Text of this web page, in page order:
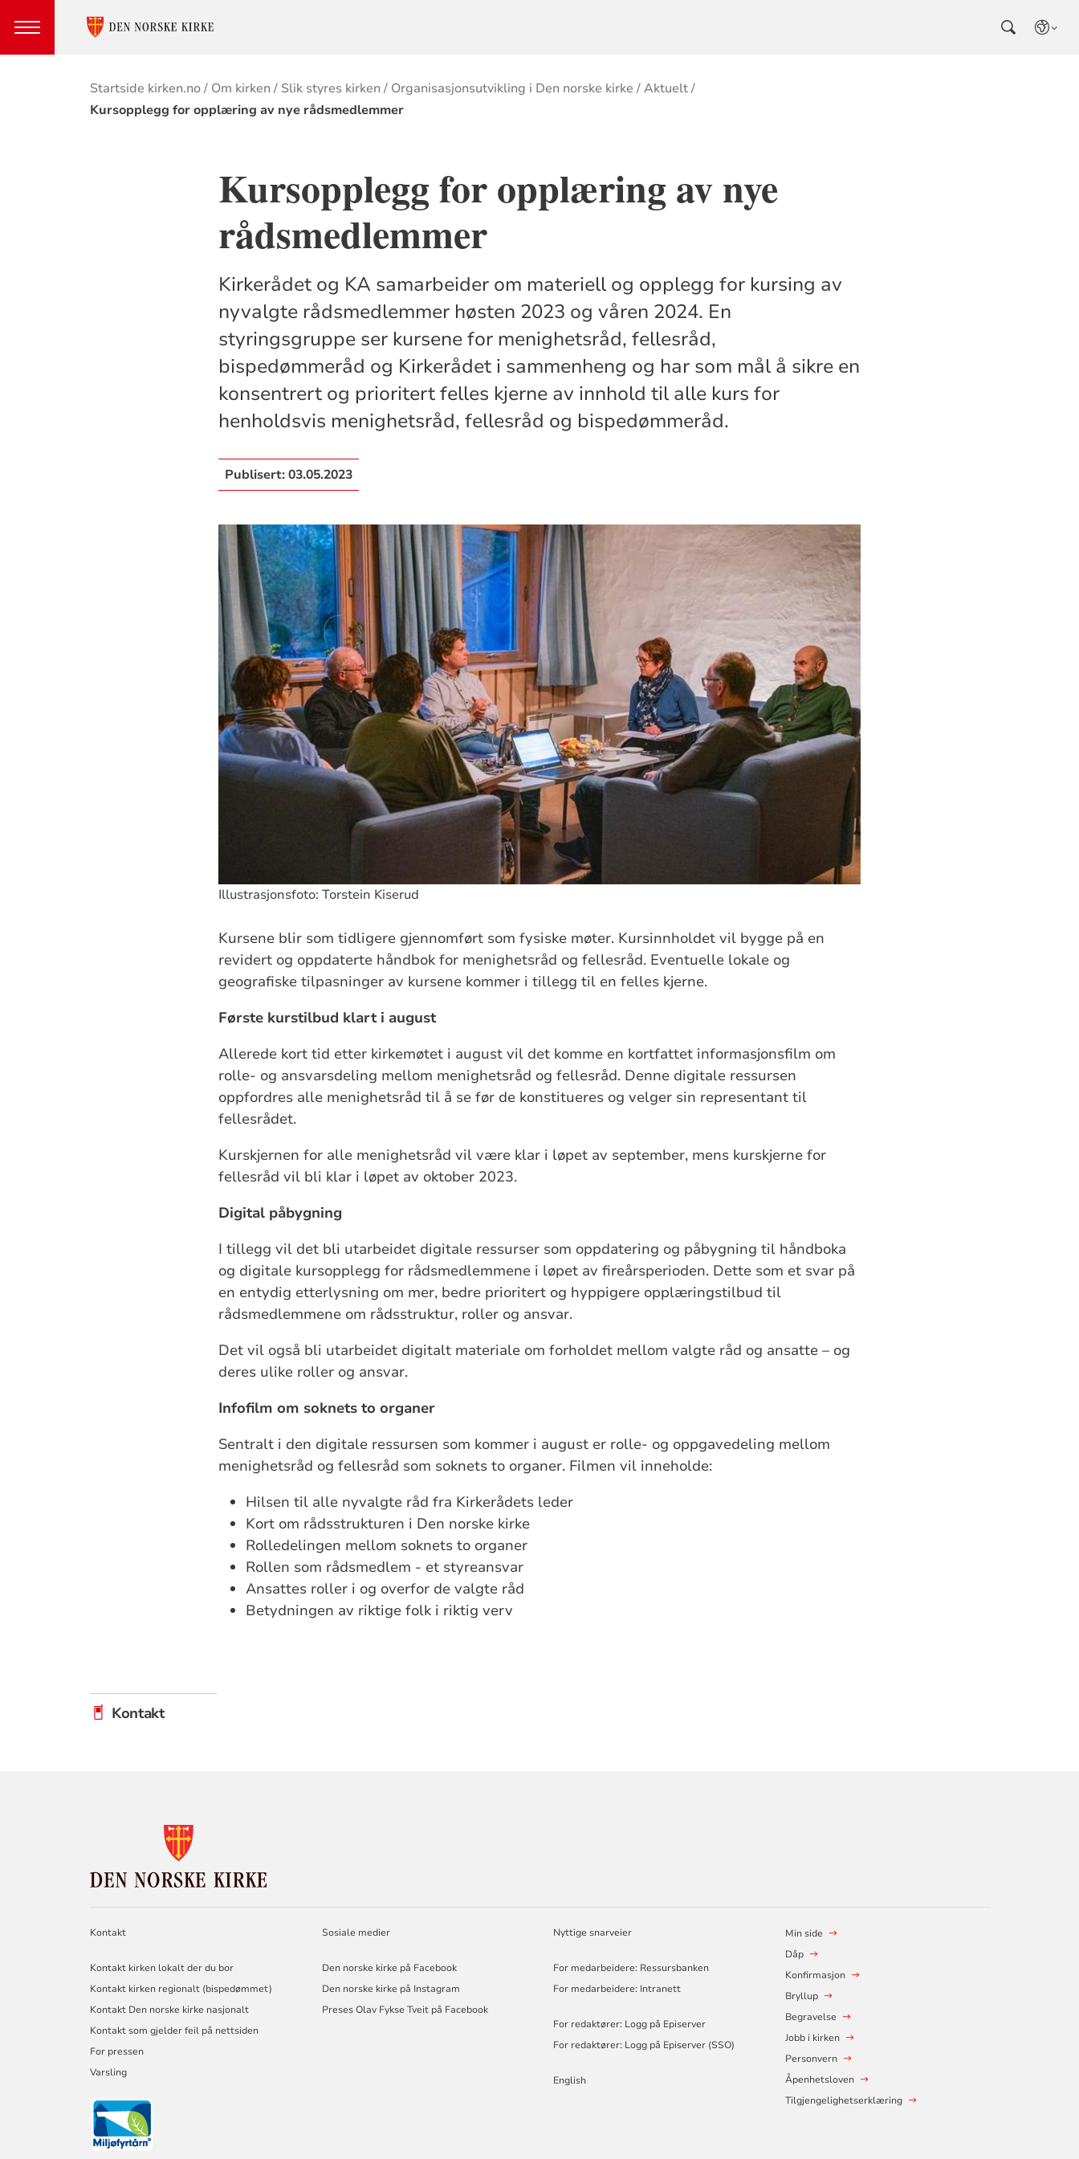
Brødsmulesti
Startside kirken.no Om kirken Slik styres kirken Organisasjonsutvikling i Den norske kirke
Aktuelt
Kursopplegg for opplæring av nye rådsmedlemmer
Kursopplegg for opplæring av nye
rådsmedlemmer
Kirkerådet og KA samarbeider om materiell og opplegg for kursing av
nyvalgte rådsmedlemmer høsten 2023 og våren 2024. En
styringsgruppe ser kursene for menighetsråd, fellesråd,
bispedømmeråd og Kirkerådet i sammenheng og har som mål å sikre en
konsentrert og prioritert felles kjerne av innhold til alle kurs for
henholdsvis menighetsråd, fellesråd og bispedømmeråd.
Publisert:03.05.2023
Illustrasjonsfoto: Torstein Kiserud
Kursene blir som tidligere gjennomført som fysiske møter. Kursinnholdet vil bygge på en
revidert og oppdaterte håndbok for menighetsråd og fellesråd. Eventuelle lokale og
geografiske tilpasninger av kursene kommer i tillegg til en felles kjerne.
Første kurstilbud klart i august
Allerede kort tid etter kirkemøtet i august vil det komme en kortfattet informasjonsfilm om
rolle- og ansvarsdeling mellom menighetsråd og fellesråd. Denne digitale ressursen
oppfordres alle menighetsråd til å se før de konstitueres og velger sin representant til
fellesrådet.
Kurskjernen for alle menighetsråd vil være klar i løpet av september, mens kurskjerne for
fellesråd vil bli klar i løpet av oktober 2023.
Digital påbygning
I tillegg vil det bli utarbeidet digitale ressurser som oppdatering og påbygning til håndboka
og digitale kursopplegg for rådsmedlemmene i løpet av fireårsperioden. Dette som et svar på
en entydig etterlysning om mer, bedre prioritert og hyppigere opplæringstilbud til
rådsmedlemmene om rådsstruktur, roller og ansvar.
Det vil også bli utarbeidet digitalt materiale om forholdet mellom valgte råd og ansatte – og
deres ulike roller og ansvar.
Infofilm om soknets to organer
Sentralt i den digitale ressursen som kommer i august er rolle- og oppgavedeling mellom
menighetsråd og fellesråd som soknets to organer. Filmen vil inneholde:
Hilsen til alle nyvalgte råd fra Kirkerådets leder
Kort om rådsstrukturen i Den norske kirke
Rolledelingen mellom soknets to organer
Rollen som rådsmedlem - et styreansvar
Ansattes roller i og overfor de valgte råd
Betydningen av riktige folk i riktig verv
Kontakt
NORSKE
KIRKE
Kontakt
Kontakt kirken lokalt der du bor
Kontakt kirken regionalt (bispedømmet)
Kontakt Den norske kirke nasjonalt
Kontakt som gjelder feil på nettsiden
For pressen
Varsling
Sosiale medier
Den norske kirke på Facebook
Den norske kirke på Instagram
Preses Olav Fykse Tveit på Facebook
Nyttige snarveier
For medarbeidere: Ressursbanken
For medarbeidere: Intranett
For redaktører: Logg på Episerver
For redaktører: Logg på Episerver (SSO)
English
Min side
Dåp
Konfirmasjon
Bryllup
Begravelse
Jobb i kirken
Personvern
Åpenhetsloven
Tilgjengelighetserklæring